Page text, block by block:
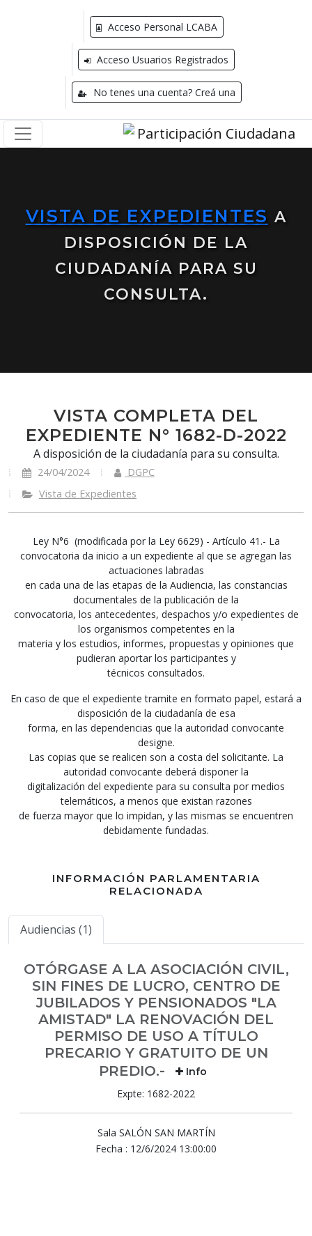
Acceso Personal LCABA
Acceso Usuarios Registrados
No tenes una cuenta? Creá una
VISTA DE EXPEDIENTES A
DISPOSICIÓN DE LA
CIUDADANÍA PARA SU
CONSULTA.
VISTA COMPLETA DEL
EXPEDIENTE N° 1682-D-2022
A disposición de la ciudadanía para su consulta.
24/04/2024
DGPC
Vista de Expedientes
Ley N°6 (modificada por la Ley 6629) - Artículo 41.- La
convocatoria da inicio a un expediente al que se agregan las
actuaciones labradas
en cada una de las etapas de la Audiencia, las constancias
documentales de la publicación de la
convocatoria, los antecedentes, despachos y/o expedientes de
los organismos competentes en la
materia y los estudios, informes, propuestas y opiniones que
pudieran aportar los participantes y
técnicos consultados.
En caso de que el expediente tramite en formato papel, estará a
disposición de la ciudadanía de esa
forma, en las dependencias que la autoridad convocante
designe.
Las copias que se realicen son a costa del solicitante. La
autoridad convocante deberá disponer la
digitalización del expediente para su consulta por medios
telemáticos, a menos que existan razones
de fuerza mayor que lo impidan, y las mismas se encuentren
debidamente fundadas.
INFORMACIÓN PARLAMENTARIA
RELACIONADA
Audiencias (1)
OTÓRGASE A LA ASOCIACIÓN CIVIL,
SIN FINES DE LUCRO, CENTRO DE
JUBILADOS Y PENSIONADOS "LA
AMISTAD" LA RENOVACIÓN DEL
PERMISO DE USO A TÍTULO
PRECARIO Y GRATUITO DE UN
PREDIO.-
Info
Expte: 1682-2022
Sala SALÓN SAN MARTÍN
Fecha : 12/6/2024 13:00:00